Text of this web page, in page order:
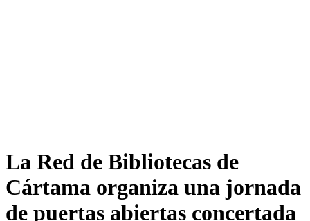
La Red de Bibliotecas de
Cártama organiza una jornada
de puertas abiertas concertada